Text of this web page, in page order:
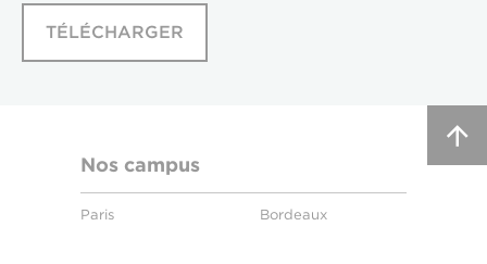
TÉLÉCHARGER
Nos campus
Paris Bordeaux